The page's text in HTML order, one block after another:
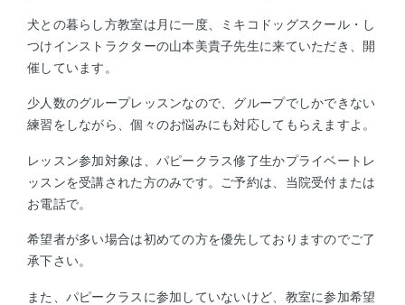
犬との暮らし方教室は月に一度、ミキコドッグスクール・し
つけインストラクターの山本美貴子先生に来ていただき、開
催しています。
少人数のグループレッスンなので、グループでしかできない
練習をしながら、個々のお悩みにも対応してもらえますよ。
レッスン参加対象は、パピークラス修了生かプライベートレ
ッスンを受講された方のみです。ご予約は、当院受付または
お電話で。
希望者が多い場合は初めての方を優先しておりますのでご了
承下さい。
また、パピークラスに参加していないけど、教室に参加希望